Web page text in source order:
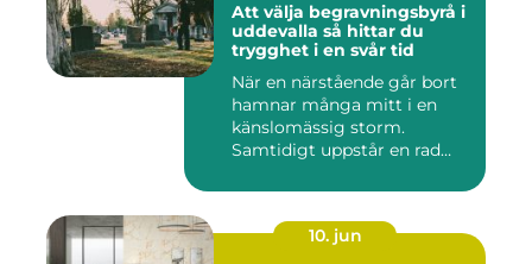
Att välja begravningsbyrå i
uddevalla så hittar du
trygghet i en svår tid
När en närstående går bort
hamnar många mitt i en
känslomässig storm.
Samtidigt uppstår en rad
10. jun